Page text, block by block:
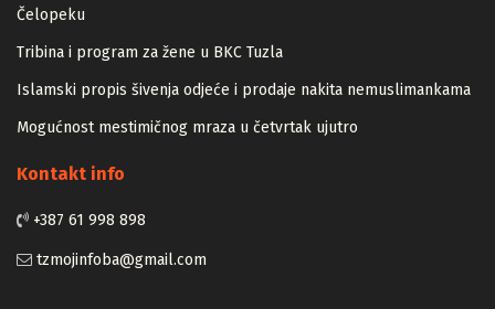
Čelopeku
Tribina i program za žene u BKC Tuzla
Islamski propis šivenja odjeće i prodaje nakita nemuslimankama
Mogućnost mestimičnog mraza u četvrtak ujutro
Kontakt info
+387 61 998 898
tzmojinfoba@gmail.com